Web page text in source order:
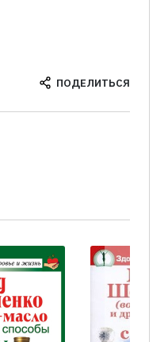
ПОДЕЛИТЬСЯ